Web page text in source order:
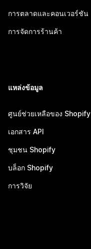
การตลาดและคอนเวอร์ชัน
การจัดการร้านค้า
แหล่งข้อมูล
ศูนย์ช่วยเหลือของ Shopify
เอกสาร API
ชุมชน Shopify
บล็อก Shopify
การวิจัย